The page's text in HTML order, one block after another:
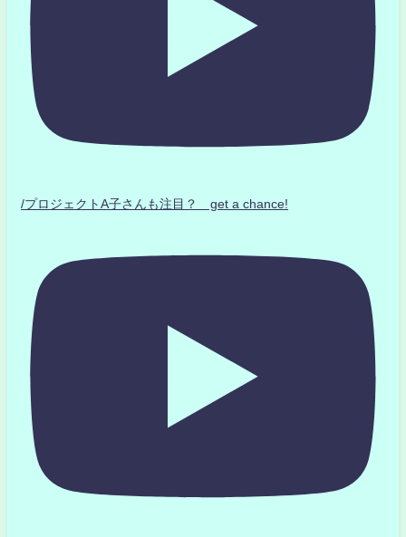
/プロジェクトA子さんも注目？ get a chance!